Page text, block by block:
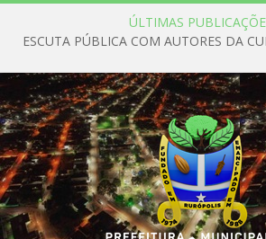
ÚLTIMAS